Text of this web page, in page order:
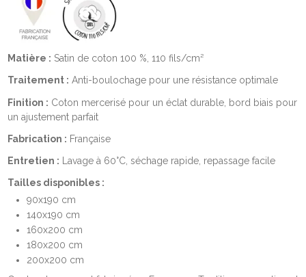
Matière : Satin de coton 100 %, 110 fils/cm²
Traitement : Anti-boulochage pour une résistance optimale
Finition : Coton mercerisé pour un éclat durable, bord biais pour
un ajustement parfait
Fabrication : Française
Entretien : Lavage à 60°C, séchage rapide, repassage facile
Tailles disponibles :
90x190 cm
140x190 cm
160x200 cm
180x200 cm
200x200 cm